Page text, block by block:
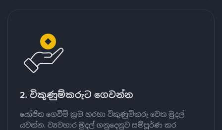
2. විකුණුම්කරුට ගෙවන්න
යෝජිත ගෙවීම් ක්‍රම හරහා විකුණුම්කරු වෙත මුදල්
යවන්න. ව්‍යවහාර මුදල් ගනුදෙනුව සම්පූර්ණ කර